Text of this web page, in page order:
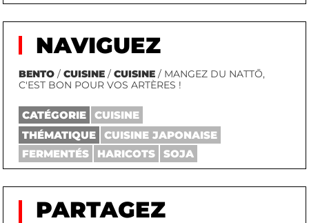
NAVIGUEZ
BENTO /CUISINE /CUISINE / MANGEZ DU NATTŌ,
C'EST BON POUR VOS ARTÈRES !
CATÉGORIE
CUISINE
THÉMATIQUE
CUISINE JAPONAISE
FERMENTÉS
HARICOTS SOJA
PARTAGEZ